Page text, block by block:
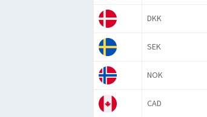
DKK
SEK
NOK
CAD